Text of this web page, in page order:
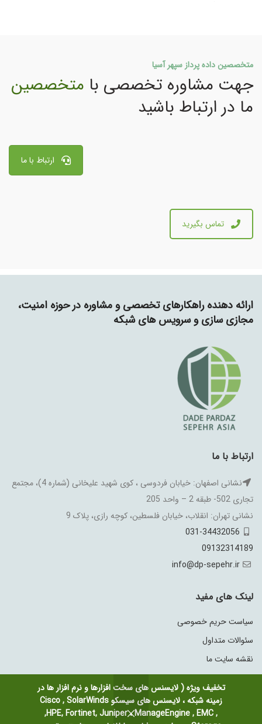
تخفیف ویژه ( لایسنس های سخت افزارها و نرم افزار ها در
زمینه شبکه ، لایسنس های سیسکو Cisco , SolarWinds
,HPE, Fortinet, Juniper ، ManageEngine , EMC ,
و لایسنس در شرکت اتودسک
ارائه آپدیت ها بلافاصله پس از
انتشار از شرکت اتودسک
7 روز ضمانت بازگشت وجه
پشتیبانی بر خط، واتساپ
متخصصین داده پرداز سپهر آسیا
جهت مشاوره تخصصی با متخصصین
ما در ارتباط باشید
ارتباط با ما
تماس بگیرید
ارائه دهنده راهکارهای تخصصی و مشاوره در حوزه امنیت،
مجازی سازی و سرویس های شبکه
ارتباط با ما
نشانی اصفهان: خیابان فردوسی ، کوی شهید علیخانی (شماره 4)، مجتمع
تجاری 502- طبقه 2 – واحد 205
نشانی تهران: انقلاب، خیابان فلسطین، کوچه رازی، پلاک 9
031-34432056
09132314189
info@dp-sepehr.ir
لینک های مفید
سیاست حریم خصوصی
سئوالات متداول
نقشه سایت ما